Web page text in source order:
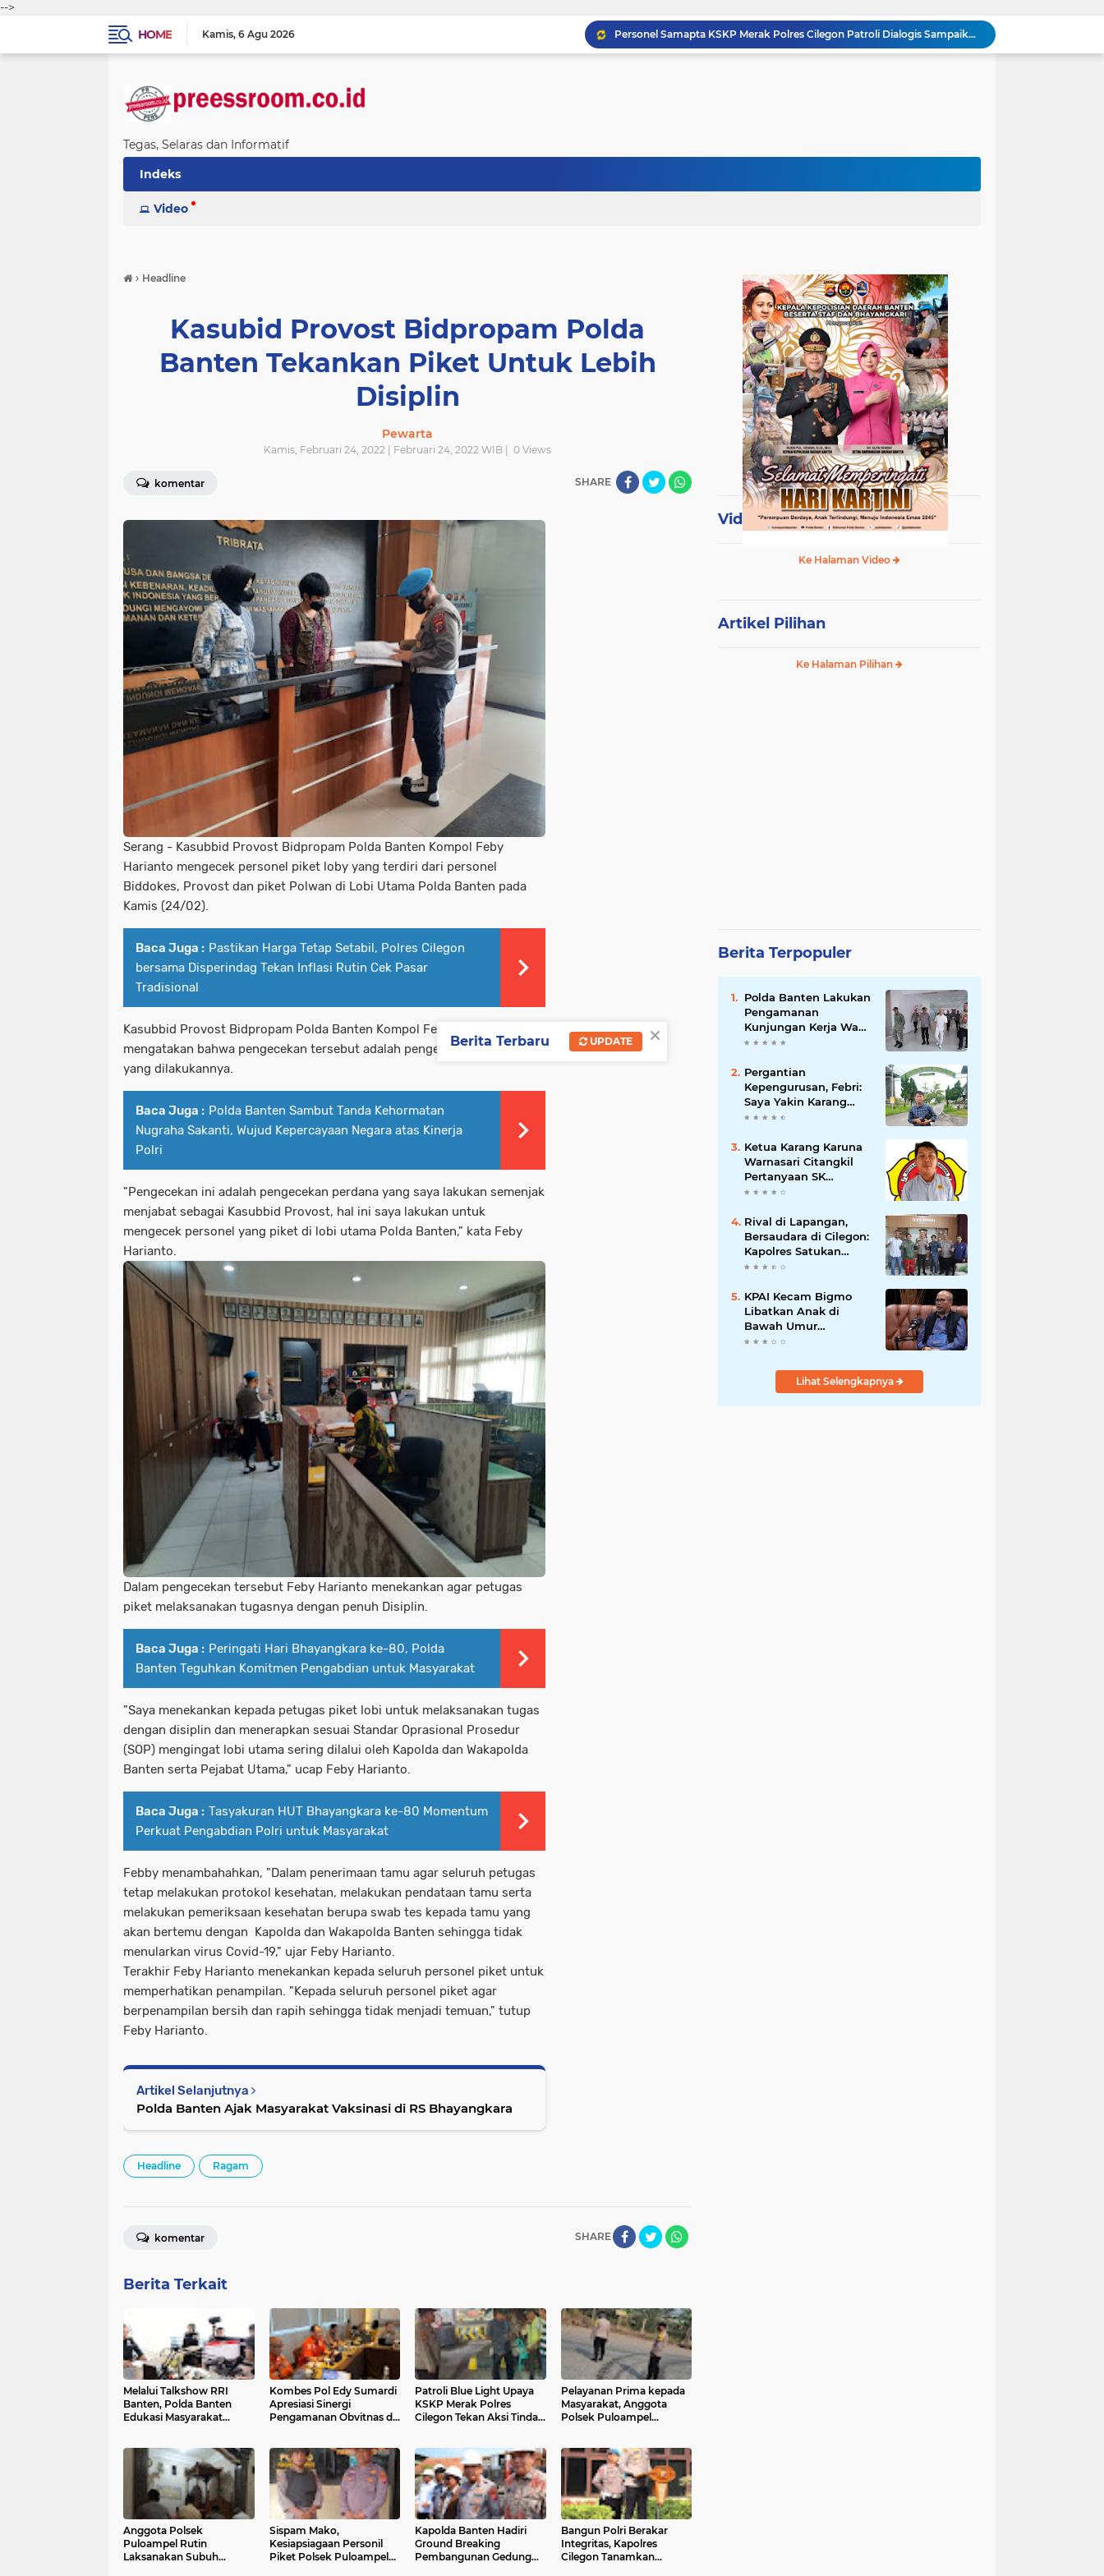
-->
HOME
Kamis 6 Agu 2026
Pelayanan Prima kepada Masyarakat, Anggota Polsek Puloampel Laksanakan Gatur Lalu Lintas
Anggota Polsek Puloampel Rutin Laksanakan Subuh Keliling di Desa Binaannya
Patroli Blue Light Upaya KSKP Merak Polres Cilegon Tekan Aksi Tindak Kriminalitas
Tegas, Selaras dan Informatif
Indeks
Video
› Headline
Kasubid Provost Bidpropam Polda
Banten Tekankan Piket Untuk Lebih
Disiplin
Pewarta
Kamis, Februari 24, 2022 | Februari 24, 2022 WIB | 0 Views
komentar SHARE
Serang - Kasubbid Provost Bidpropam Polda Banten Kompol Feby
Harianto mengecek personel piket loby yang terdiri dari personel
Biddokes, Provost dan piket Polwan di Lobi Utama Polda Banten pada
Kamis (24/02).
Baca Juga : Pastikan Harga Tetap Setabil, Polres Cilegon
bersama Disperindag Tekan Inflasi Rutin Cek Pasar
Tradisional
Kasubbid Provost Bidpropam Polda Banten Kompol Feby Harianto
mengatakan bahwa pengecekan tersebut adalah pengecekan perdana
yang dilakukannya.
Baca Juga : Polda Banten Sambut Tanda Kehormatan
Nugraha Sakanti, Wujud Kepercayaan Negara atas Kinerja
Polri
"Pengecekan ini adalah pengecekan perdana yang saya lakukan semenjak
menjabat sebagai Kasubbid Provost, hal ini saya lakukan untuk
mengecek personel yang piket di lobi utama Polda Banten," kata Feby
Harianto.
Dalam pengecekan tersebut Feby Harianto menekankan agar petugas
piket melaksanakan tugasnya dengan penuh Disiplin.
Baca Juga : Peringati Hari Bhayangkara ke-80, Polda
Banten Teguhkan Komitmen Pengabdian untuk Masyarakat
"Saya menekankan kepada petugas piket lobi untuk melaksanakan tugas
dengan disiplin dan menerapkan sesuai Standar Oprasional Prosedur
(SOP) mengingat lobi utama sering dilalui oleh Kapolda dan Wakapolda
Banten serta Pejabat Utama," ucap Feby Harianto.
Baca Juga : Tasyakuran HUT Bhayangkara ke-80 Momentum
Perkuat Pengabdian Polri untuk Masyarakat
Febby menambahahkan, "Dalam penerimaan tamu agar seluruh petugas
tetap melakukan protokol kesehatan, melakukan pendataan tamu serta
melakukan pemeriksaan kesehatan berupa swab tes kepada tamu yang
akan bertemu dengan Kapolda dan Wakapolda Banten sehingga tidak
menularkan virus Covid-19," ujar Feby Harianto.
Terakhir Feby Harianto menekankan kepada seluruh personel piket untuk
memperhatikan penampilan. "Kepada seluruh personel piket agar
berpenampilan bersih dan rapih sehingga tidak menjadi temuan," tutup
Feby Harianto.
Artikel Selanjutnya
Polda Banten Ajak Masyarakat Vaksinasi di RS Bhayangkara
Headline Ragam
SHARE
komentar
Berita Terkait
Melalui Talkshow RRI
Banten, Polda Banten
Edukasi Masyarakat
Pembakaran Lahan
Kombes Pol Edy Sumardi
Apresiasi Sinergi
Pengamanan Obvitnas di
Patroli Blue Light Upaya
KSKP Merak Polres
Cilegon Tekan Aksi Tindak
Pelayanan Prima kepada
Masyarakat, Anggota
Polsek Puloampel
Anggota Polsek
Puloampel Rutin
Laksanakan Subuh
Sispam Mako,
Kesiapsiagaan Personil
Piket Polsek Puloampel
Kapolda Banten Hadiri
Ground Breaking
Pembangunan Gedung
Bangun Polri Berakar
Integritas, Kapolres
Cilegon Tanamkan
Video Terpopuler
Ke Halaman Video
Artikel Pilihan
Ke Halaman Pilihan
Berita Terpopuler
Polda Banten Lakukan
Pengamanan
Kunjungan Kerja Wakil
Presiden RI
Pergantian
Kepengurusan, Febri:
Saya Yakin Karang
Taruna Wanakarsa
Kepemimpinan Bung
Entus Jauh Membawa
Manfaat
Ketua Karang Karuna
Warnasari Citangkil
Pertanyaan SK
Karetaker dan Urgensi
Berduka
Rival di Lapangan,
Bersaudara di Cilegon:
Kapolres Satukan
Viking dan Jak Mania
Piala Presiden 2026
KPAI Kecam Bigmo
Libatkan Anak di
Bawah Umur
Promosikan Liquid
Bertindak Tegas
Lihat Selengkapnya
×
Berita Terbaru UPDATE